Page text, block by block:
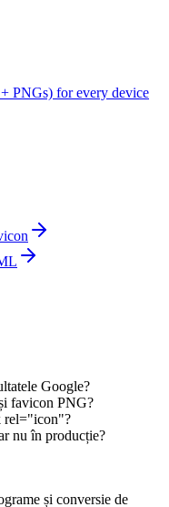
PNGs) for every device
Google?
favicon PNG?
rel="icon"?
nu în producție?
și conversie de